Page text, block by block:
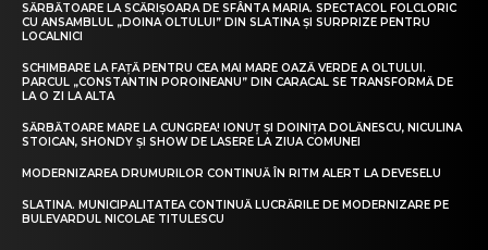
SĂRBĂTOARE LA SCĂRIȘOARA DE SFÂNTA MARIA. SPECTACOL FOLCLORIC
CU ANSAMBLUL „DOINA OLTULUI” DIN SLATINA ȘI SURPRIZE PENTRU
LOCALNICI
SCHIMBARE LA FAȚĂ PENTRU CEA MAI MARE OAZĂ VERDE A OLTULUI.
PARCUL „CONSTANTIN POROINEANU” DIN CARACAL SE TRANSFORMĂ DE
LA O ZI LA ALTA
SĂRBĂTOARE MARE LA CUNGREA! IONUȚ ȘI DOINIȚA DOLĂNESCU, NICULINA
STOICAN, SHONDY ȘI SHOW DE LASERE LA ZIUA COMUNEI
MODERNIZAREA DRUMURILOR CONTINUĂ ÎN RITM ALERT LA DEVESELU
SLATINA. MUNICIPALITATEA CONTINUĂ LUCRĂRILE DE MODERNIZARE PE
BULEVARDUL NICOLAE TITULESCU